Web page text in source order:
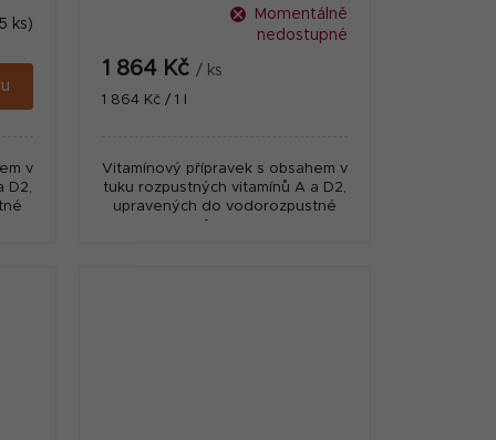
ks)
v
D2,
Momentálně
nedostupné
1 864 Kč / ks
Měrná
1 864 Kč / 1 l
Vitamínový přípravek s obsahem v
tuku rozpustných vitamínů A a D2,
upravených do vodorozpustné
formy.